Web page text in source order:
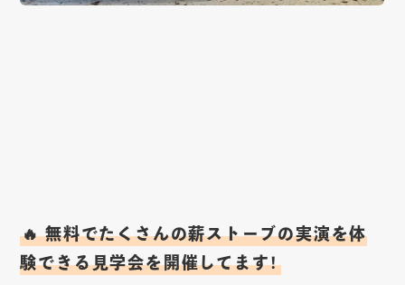
🔥 無料でたくさんの薪ストーブの実演を体
験できる見学会を開催してます！